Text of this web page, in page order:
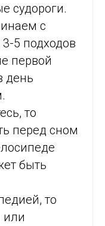
судороги.
с
5 подходов
первой
день
то
перед сном
быть
то
или